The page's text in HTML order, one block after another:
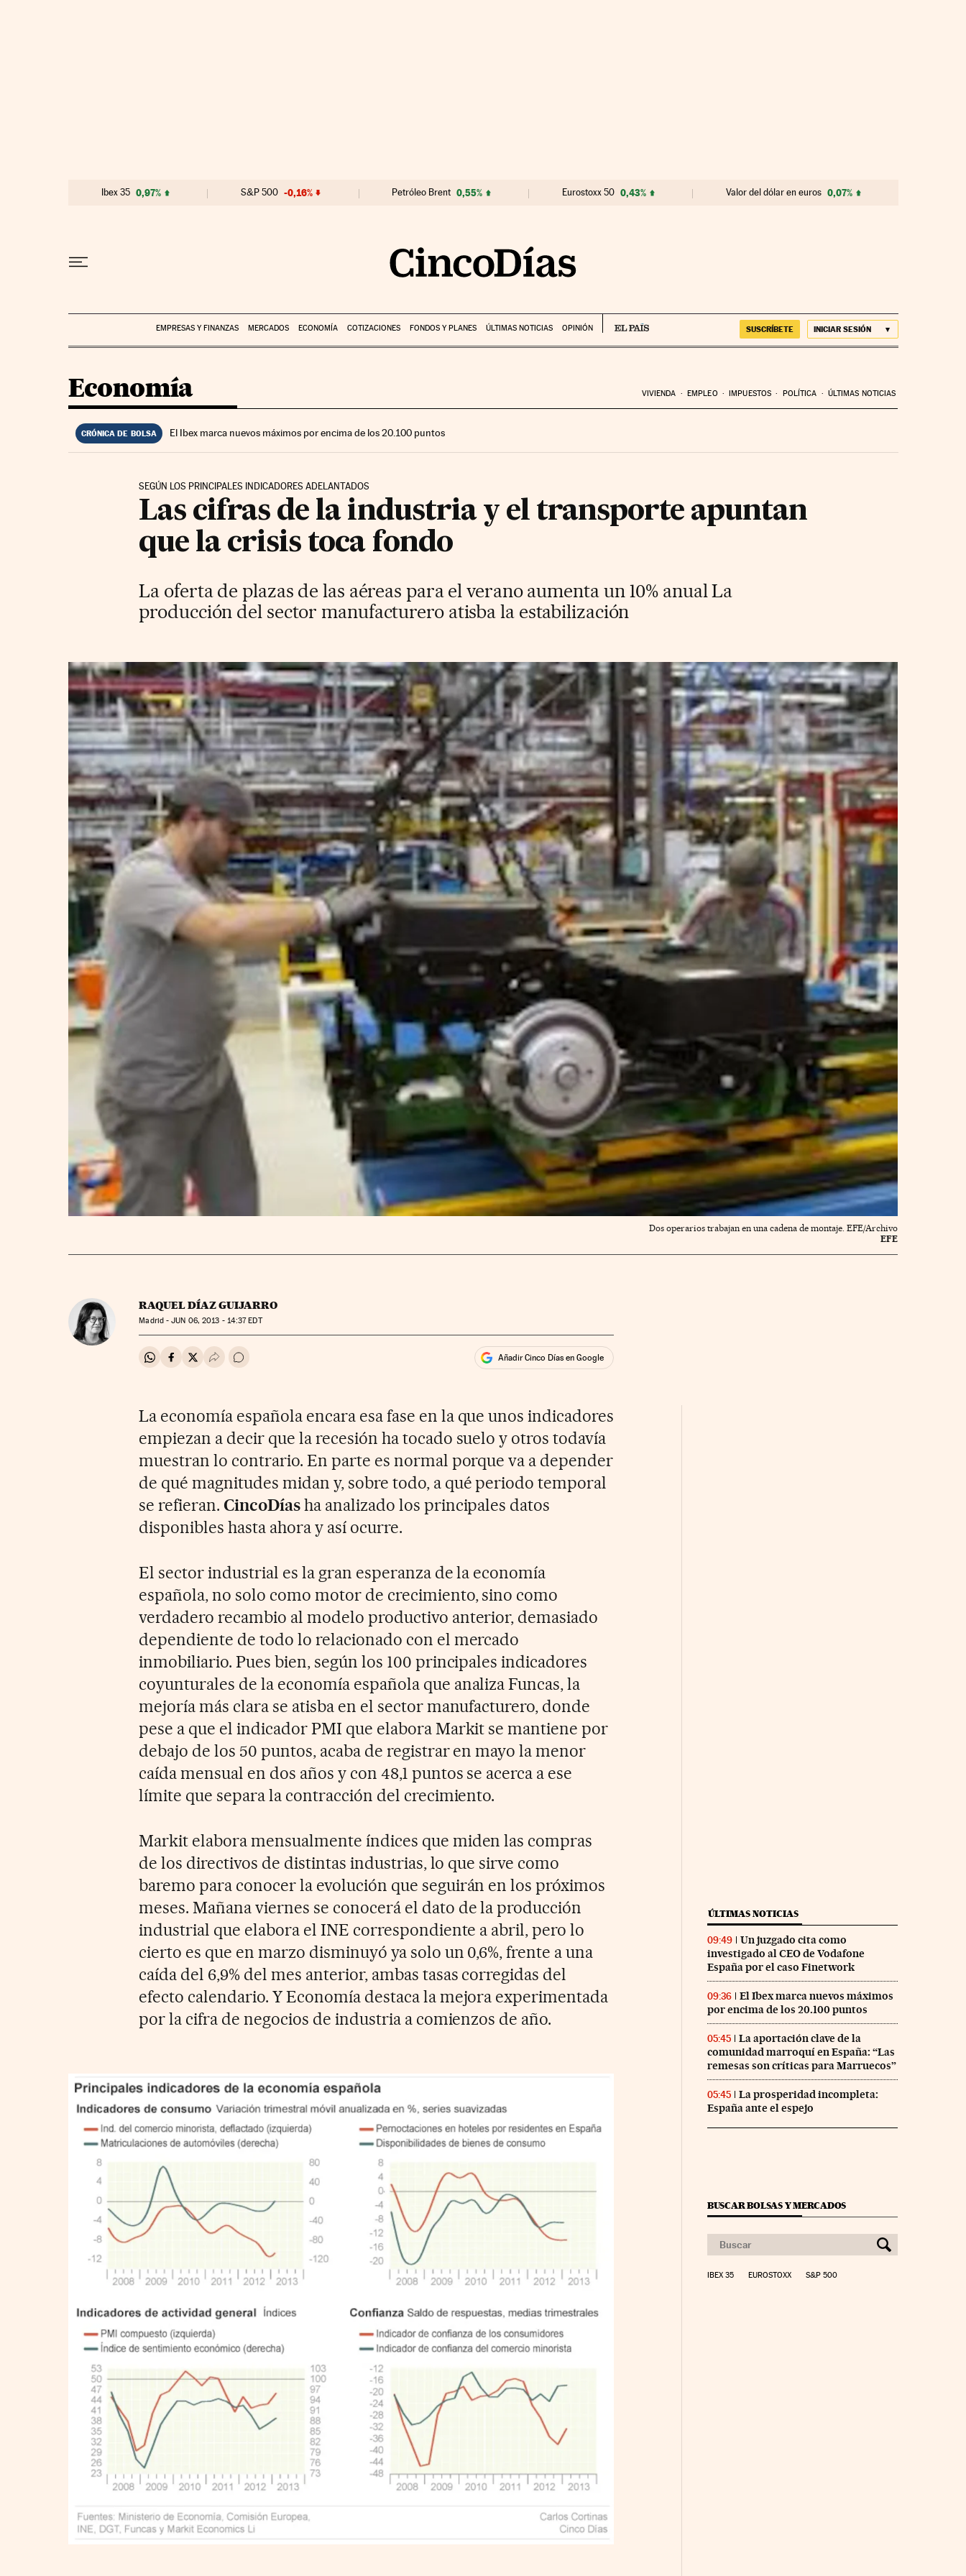
Ibex 35 0,97% S&P 500 -0,16% Petróleo Brent 0,55% Eurostoxx 50 0,43% Valor del dólar en euros 0,07%
EMPRESAS Y FINANZAS MERCADOS ECONOMÍA COTIZACIONES FONDOS Y PLANES ÚLTIMAS NOTICIAS OPINIÓN SUSCRÍBETE INICIAR SESIÓN
Economía VIVIENDA EMPLEO IMPUESTOS POLÍTICA ÚLTIMAS NOTICIAS
CRÓNICA DE BOLSA El Ibex marca nuevos máximos por encima de los 20.100 puntos
SEGÚN LOS PRINCIPALES INDICADORES ADELANTADOS
Las cifras de la industria y el transporte apuntan
que la crisis toca fondo
La oferta de plazas de las aéreas para el verano aumenta un 10% anual La
producción del sector manufacturero atisba la estabilización
Dos operarios trabajan en una cadena de montaje. EFE/Archivo
EFE
RAQUEL DÍAZ GUIJARRO
Madrid -JUN 06, 2013 - 14:37EDT
Compartir en Whatsapp
Compartir en Facebook
Compartir en Twitter
Desplegar Redes Sociales
Ir a los comentarios Añadir Cinco Días en Google
La economía española encara esa fase en la que unos indicadores
empiezan a decir que la recesión ha tocado suelo y otros todavía
muestran lo contrario. En parte es normal porque va a depender
de qué magnitudes midan y, sobre todo, a qué periodo temporal
se refieran. CincoDíasha analizado los principales datos
disponibles hasta ahora y así ocurre.
El sector industrial es la gran esperanza de la economía
española, no solo como motor de crecimiento, sino como
verdadero recambio al modelo productivo anterior, demasiado
dependiente de todo lo relacionado con el mercado
inmobiliario. Pues bien, según los 100 principales indicadores
coyunturales de la economía española que analiza Funcas, la
mejoría más clara se atisba en el sector manufacturero, donde
pese a que el indicador PMI que elabora Markit se mantiene por
debajo de los 50 puntos, acaba de registrar en mayo la menor
caída mensual en dos años y con 48,1 puntos se acerca a ese
límite que separa la contracción del crecimiento.
Markit elabora mensualmente índices que miden las compras
de los directivos de distintas industrias, lo que sirve como
baremo para conocer la evolución que seguirán en los próximos
meses. Mañana viernes se conocerá el dato de la producción
industrial que elabora el INE correspondiente a abril, pero lo
cierto es que en marzo disminuyó ya solo un 0,6%, frente a una
caída del 6,9% del mes anterior, ambas tasas corregidas del
efecto calendario. Y Economía destaca la mejora experimentada
por la cifra de negocios de industria a comienzos de año.
ÚLTIMAS NOTICIAS
09:49
Un juzgado cita como
investigado al CEO de Vodafone
España por el caso Finetwork
09:36
El Ibex marca nuevos máximos
por encima de los 20.100 puntos
05:45
La aportación clave de la
comunidad marroquí en España: “Las
remesas son críticas para Marruecos”
05:45
La prosperidad incompleta:
España ante el espejo
BUSCAR BOLSAS Y MERCADOS
IBEX 35 EUROSTOXX S&P 500